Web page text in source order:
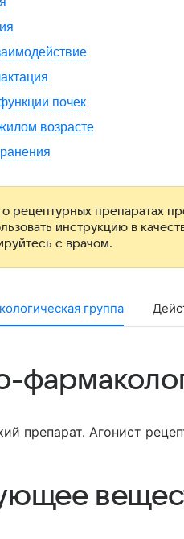
почек
возрасте
рецептурных препаратах
инструкцию в
с врачом.
группа
препарат. Агонист